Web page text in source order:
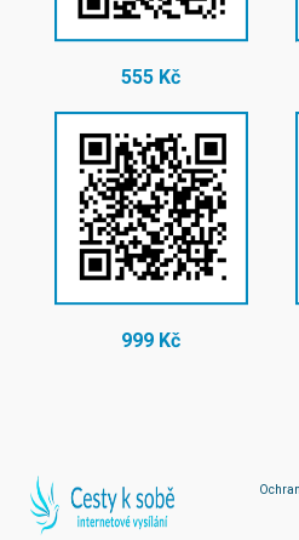
555 Kč
999 Kč